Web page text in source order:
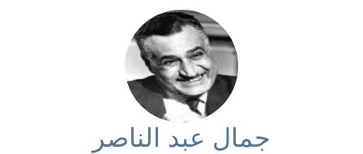
جمال عبد الناصر